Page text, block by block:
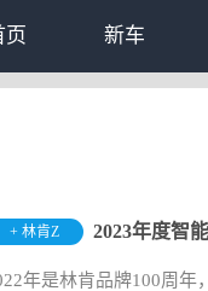
页 新车
+ 林肯Z 2023年度智
年是林肯品牌100周年